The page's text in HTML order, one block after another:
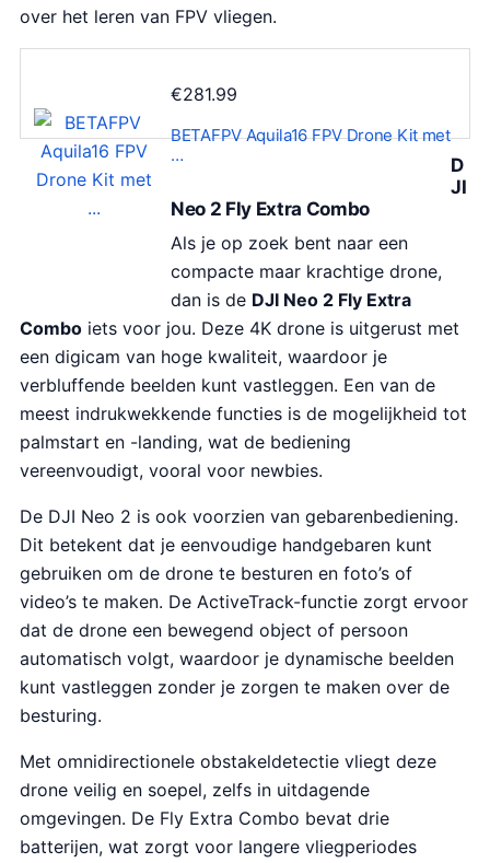
over het leren van FPV vliegen.
€281.99
BETAFPV Aquila16 FPV Drone Kit met
…
D
JI
Neo 2 Fly Extra Combo
Als je op zoek bent naar een
compacte maar krachtige drone,
dan is de DJI Neo 2 Fly Extra
Combo iets voor jou. Deze 4K drone is uitgerust met
een digicam van hoge kwaliteit, waardoor je
verbluffende beelden kunt vastleggen. Een van de
meest indrukwekkende functies is de mogelijkheid tot
palmstart en -landing, wat de bediening
vereenvoudigt, vooral voor newbies.
De DJI Neo 2 is ook voorzien van gebarenbediening.
Dit betekent dat je eenvoudige handgebaren kunt
gebruiken om de drone te besturen en foto’s of
video’s te maken. De ActiveTrack-functie zorgt ervoor
dat de drone een bewegend object of persoon
automatisch volgt, waardoor je dynamische beelden
kunt vastleggen zonder je zorgen te maken over de
besturing.
Met omnidirectionele obstakeldetectie vliegt deze
drone veilig en soepel, zelfs in uitdagende
omgevingen. De Fly Extra Combo bevat drie
batterijen, wat zorgt voor langere vliegperiodes